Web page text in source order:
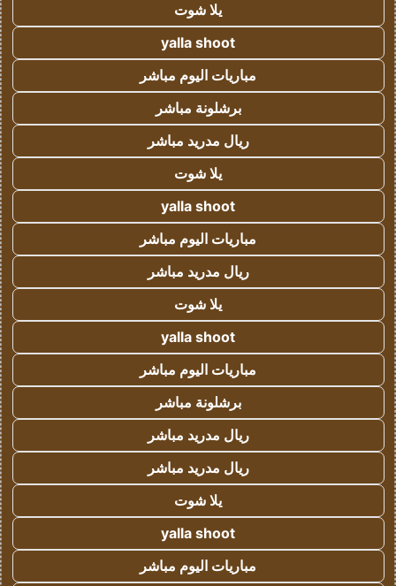
يلا شوت
yalla shoot
مباريات اليوم مباشر
برشلونة مباشر
ريال مدريد مباشر
يلا شوت
yalla shoot
مباريات اليوم مباشر
ريال مدريد مباشر
يلا شوت
yalla shoot
مباريات اليوم مباشر
برشلونة مباشر
ريال مدريد مباشر
ريال مدريد مباشر
يلا شوت
yalla shoot
مباريات اليوم مباشر